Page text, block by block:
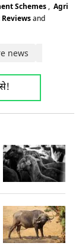
Schemes , Agri
and
news